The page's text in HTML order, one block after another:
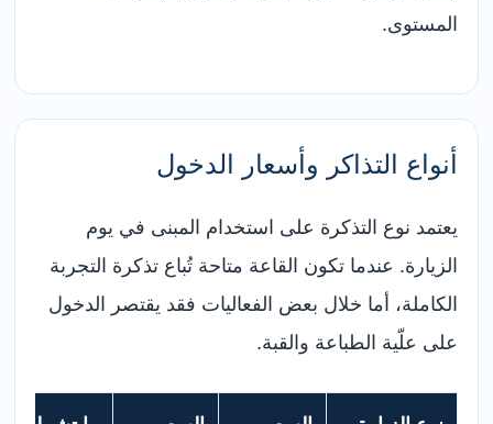
المستوى.
أنواع التذاكر وأسعار الدخول
يعتمد نوع التذكرة على استخدام المبنى في يوم
الزيارة. عندما تكون القاعة متاحة تُباع تذكرة التجربة
الكاملة، أما خلال بعض الفعاليات فقد يقتصر الدخول
على علّية الطباعة والقبة.